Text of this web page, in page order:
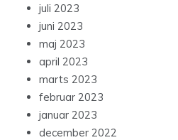
juli 2023
juni 2023
maj 2023
april 2023
marts 2023
februar 2023
januar 2023
december 2022